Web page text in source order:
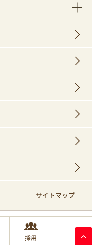
サイトマップ
Hospital.
採用